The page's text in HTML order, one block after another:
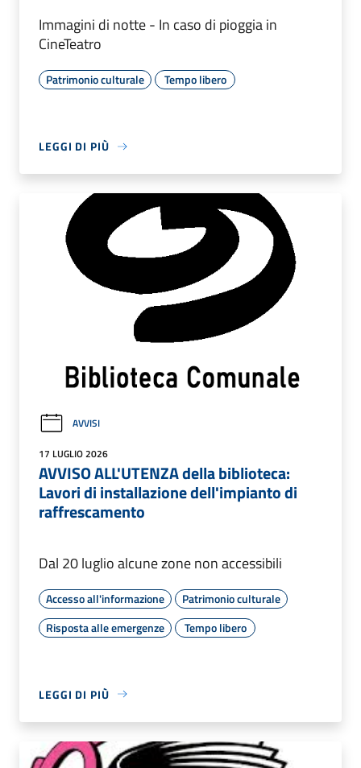
Immagini di notte - In caso di pioggia in
CineTeatro
Patrimonio culturale Tempo libero
LEGGI DI PIÙ
AVVISI
17 LUGLIO 2026
AVVISO ALL'UTENZA della biblioteca:
Lavori di installazione dell'impianto di
raffrescamento
Dal 20 luglio alcune zone non accessibili
Accesso all'informazione
Patrimonio culturale
Risposta alle emergenze
Tempo libero
LEGGI DI PIÙ